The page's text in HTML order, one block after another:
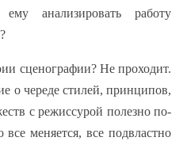
анализировать работу
сценографии? Не проходит.
о череде стилей, принципов,
с режиссурой полезно по-
все меняется, все подвластно